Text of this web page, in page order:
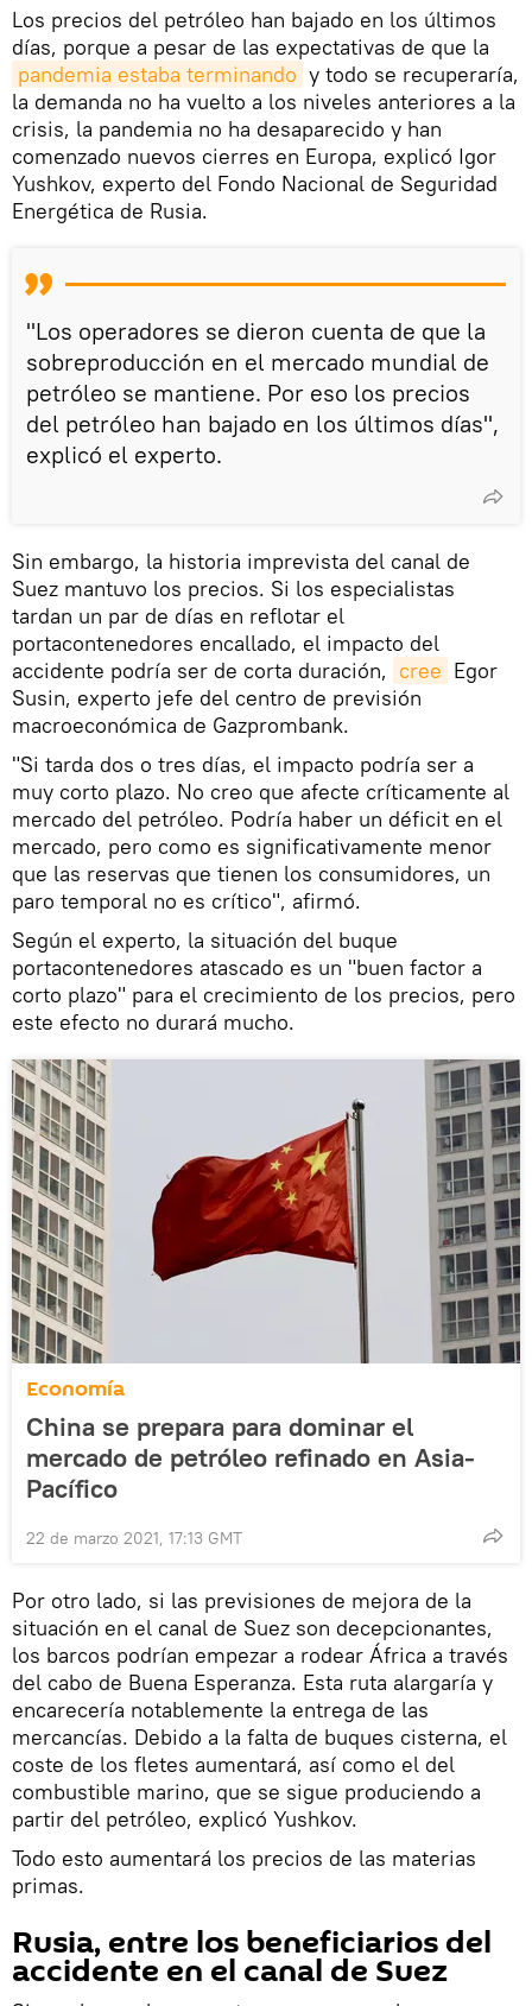
Los precios del petróleo han bajado en los últimos
días, porque a pesar de las expectativas de que la
pandemia estaba terminando y todo se recuperaría,
la demanda no ha vuelto a los niveles anteriores a la
crisis, la pandemia no ha desaparecido y han
comenzado nuevos cierres en Europa, explicó Igor
Yushkov, experto del Fondo Nacional de Seguridad
Energética de Rusia.
"Los operadores se dieron cuenta de que la
sobreproducción en el mercado mundial de
petróleo se mantiene. Por eso los precios
del petróleo han bajado en los últimos días",
explicó el experto.
Sin embargo, la historia imprevista del canal de
Suez mantuvo los precios. Si los especialistas
tardan un par de días en reflotar el
portacontenedores encallado, el impacto del
accidente podría ser de corta duración, cree Egor
Susin, experto jefe del centro de previsión
macroeconómica de Gazprombank.
"Si tarda dos o tres días, el impacto podría ser a
muy corto plazo. No creo que afecte críticamente al
mercado del petróleo. Podría haber un déficit en el
mercado, pero como es significativamente menor
que las reservas que tienen los consumidores, un
paro temporal no es crítico", afirmó.
Según el experto, la situación del buque
portacontenedores atascado es un "buen factor a
corto plazo" para el crecimiento de los precios, pero
este efecto no durará mucho.
Economía
China se prepara para dominar el
mercado de petróleo refinado en Asia-
Pacífico
22 de marzo 2021, 17:13 GMT
Por otro lado, si las previsiones de mejora de la
situación en el canal de Suez son decepcionantes,
los barcos podrían empezar a rodear África a través
del cabo de Buena Esperanza. Esta ruta alargaría y
encarecería notablemente la entrega de las
mercancías. Debido a la falta de buques cisterna, el
coste de los fletes aumentará, así como el del
combustible marino, que se sigue produciendo a
partir del petróleo, explicó Yushkov.
Todo esto aumentará los precios de las materias
primas.
Rusia, entre los beneficiarios del
accidente en el canal de Suez